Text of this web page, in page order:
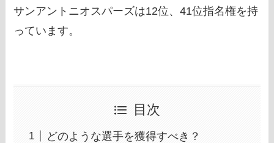
サンアントニオスパーズは12位、41位指名権を持
っています。
目次
どのような選手を獲得すべき？